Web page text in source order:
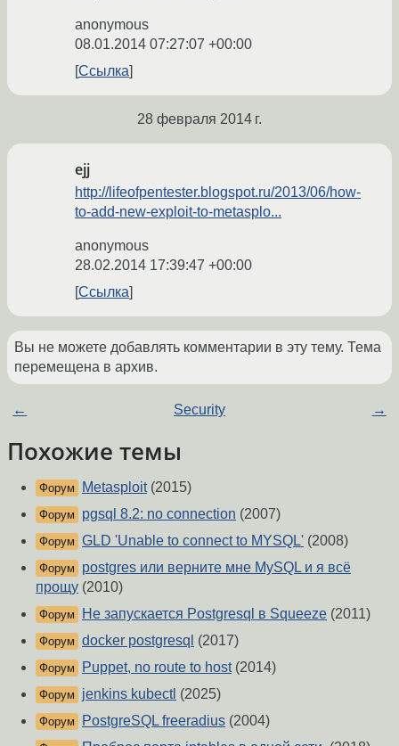
anonymous
08.01.2014 07:27:07 +00:00
Ссылка
28 февраля 2014 г.
ejj
http://lifeofpentester.blogspot.ru/2013/06/how-
to-add-new-exploit-to-metasplo...
anonymous
28.02.2014 17:39:47 +00:00
Ссылка
Вы не можете добавлять комментарии в эту тему. Тема
перемещена в архив.
← Security →
Похожие темы
Форум Metasploit(2015)
Форум pgsql 8.2: no connection (2007)
Форум GLD 'Unable to connect to MYSQL' (2008)
Форум
postgres или верните мне MySQL и я всё
прощу (2010)
Форум Не запускается Postgresql в Squeeze (2011)
Форум docker postgresql (2017)
Форум Puppet, no route to host(2014)
Форум jenkins kubectl (2025)
Форум PostgreSQL freeradius (2004)